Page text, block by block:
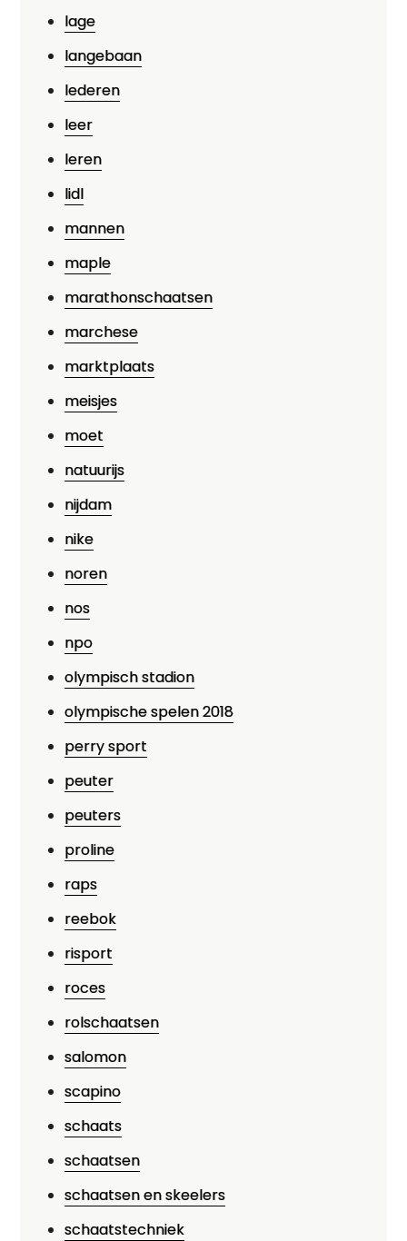
lage
langebaan
lederen
leer
leren
lidl
mannen
maple
marathonschaatsen
marchese
marktplaats
meisjes
moet
natuurijs
nijdam
nike
noren
nos
npo
olympisch stadion
olympische spelen 2018
perry sport
peuter
peuters
proline
raps
reebok
risport
roces
rolschaatsen
salomon
scapino
schaats
schaatsen
schaatsen en skeelers
schaatstechniek